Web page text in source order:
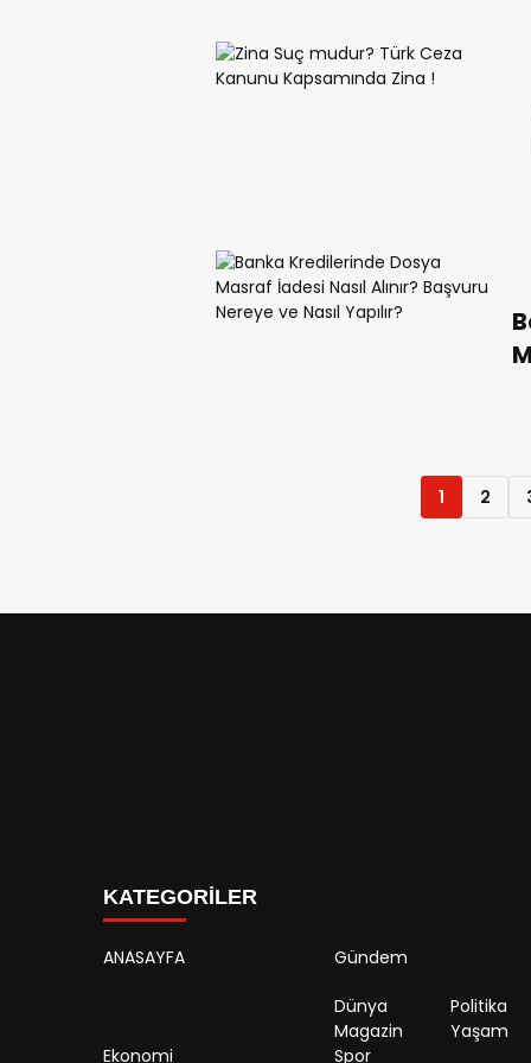
1 2
KATEGORİLER
ANASAYFA Gündem
Dünya
Politika
Magazin
Yaşam
Ekonomi
Spor